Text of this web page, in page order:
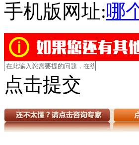
手机版网址:哪
点击提交